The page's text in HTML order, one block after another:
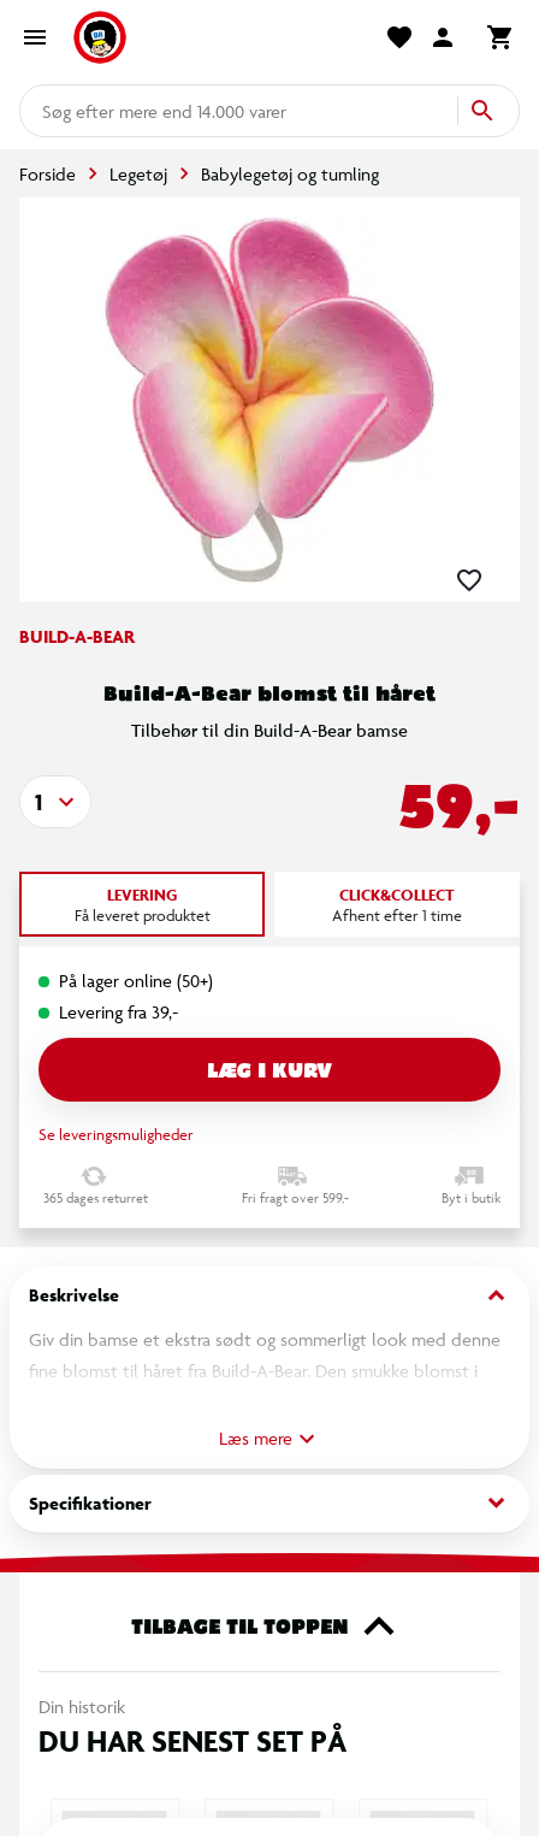
mere end 14.000 varer
Forside Legetøj Babylegetøj og tumling
BUILD-A-BEAR
Build-A-Bear blomst til håret
Tilbehør til din Build-A-Bear bamse
59,-
1
LEVERING
Få leveret produktet
CLICK&COLLECT
Afhent efter 1 time
På lager online (50+)
Levering fra 39,-
LÆG I KURV
Se leveringsmuligheder
365 dages returret Fri fragt over 599,- Byt i butik
Beskrivelse keyboard_arrow_down
Giv din bamse et ekstra sødt og sommerligt look med denne
fine blomst til håret fra Build-A-Bear. Den smukke blomst i
farverigt touch, der passer perfekt til sommeroutfits og
strandtemaer. Den elastiske strop gør den nem at sætte fast,
så den sidder flot og sikkert på din bamses øre eller i pelsen.
Et charmerende lille tilbehør, der fuldender ethvert look og
bringer masser af sol og ferie vibes
Læs mere
Specifikationer keyboard_arrow_down
TILBAGE TIL TOPPEN
Din historik
DU HAR SENEST SET PÅ